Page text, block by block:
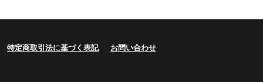
特定商取引法に基づく表記 お問い合わせ